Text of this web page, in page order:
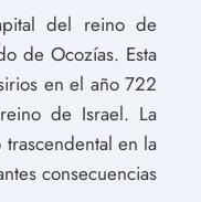
del reino de
de Ocozías. Esta
en el año 722
de Israel. La
en la
consecuencias